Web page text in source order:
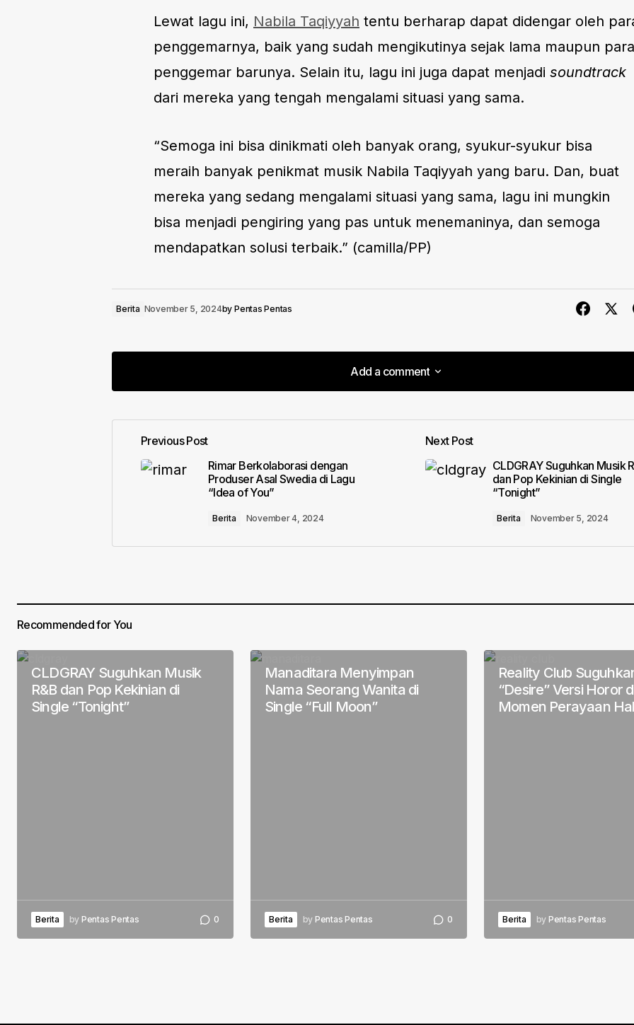
Lewat lagu ini, Nabila Taqiyyah tentu berharap dapat didengar oleh
penggemarnya, baik yang sudah mengikutinya sejak lama maupun para
penggemar barunya. Selain itu, lagu ini juga dapat menjadi soundtrack
dari mereka yang tengah mengalami situasi yang sama.
“Semoga ini bisa dinikmati oleh banyak orang, syukur-syukur bisa
meraih banyak penikmat musik Nabila Taqiyyah yang baru. Dan, buat
mereka yang sedang mengalami situasi yang sama, lagu ini mungkin
bisa menjadi pengiring yang pas untuk menemaninya, dan semoga
mendapatkan solusi terbaik.” (camilla/PP)
Berita November 5, 2024by Pentas Pentas
Add a comment
Add a comment
Your email address will not be published. Required fields are marked *
Submit Comment
Previous Post
Rimar Berkolaborasi dengan
Produser Asal Swedia di Lagu
“Idea of You”
Berita November 4, 2024
Next Post
CLDGRAY Suguhkan Musik
dan Pop Kekinian di Single
“Tonight”
Berita November 5, 2024
Recommended for You
CLDGRAY Suguhkan Musik
R&B dan Pop Kekinian di
Single “Tonight”
Berita by Pentas Pentas 0
Manaditara Menyimpan
Nama Seorang Wanita di
Single “Full Moon”
Berita by Pentas Pentas 0
Reality Club
“Desire” Versi Horor
Momen Perayaan
Berita by Pentas Pentas